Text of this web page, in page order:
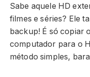
Sabe aquele HD
filmes e séries? Ele
backup! É só copiar
computador para o
método simples,